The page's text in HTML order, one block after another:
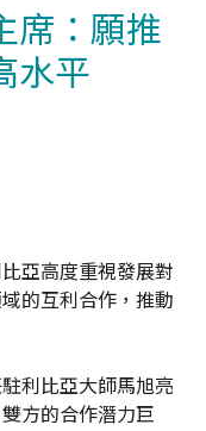
席：願推
水平
亞高度重視發展對
的互利合作，推動
利比亞大師馬旭亮
方的合作潛力巨